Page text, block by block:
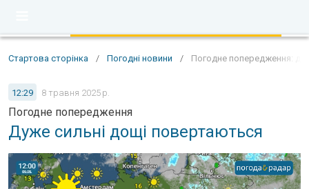
Стартова сторінка / Погодні новини / Погодне попередження:
12:29 8 травня 2025 р.
Погодне попередження
Дуже сильні дощі повертаються